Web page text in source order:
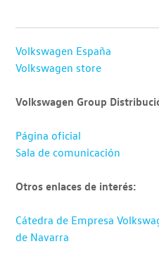
Volkswagen España
Volkswagen store
Volkswagen Group
Página oficial
Sala de comunicación
Otros enlaces de interés:
Cátedra de Empresa
de Navarra